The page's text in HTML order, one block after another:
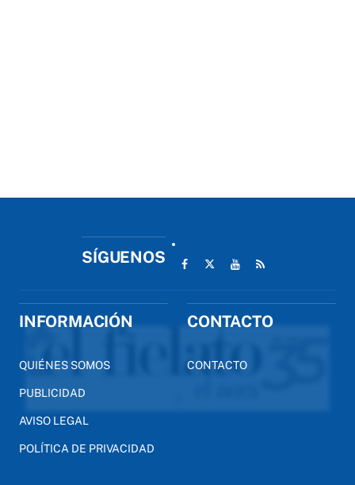
SÍGUENOS
INFORMACIÓN
QUIÉNES SOMOS
PUBLICIDAD
AVISO LEGAL
POLÍTICA DE PRIVACIDAD
CONTACTO
CONTACTO